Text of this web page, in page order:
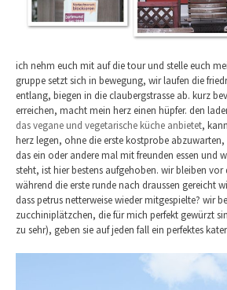
ich nehm euch mit auf die tour und stelle euch
gruppe setzt sich in bewegung, wir laufen die
entlang, biegen in die claubergstrasse ab. kurz
erreichen, macht mein herz einen hüpfer. den
das vegane und vegetarische küche anbietet,
herz legen, ohne die erste kostprobe
das ein oder andere mal mit freunden essen und
steht, ist hier bestens aufgehoben. wir bleiben
während die erste runde nach draussen gereicht
dass petrus netterweise wieder mitgespielte? wir
zucchiniplätzchen, die für mich perfekt gewürzt
zu sehr), geben sie auf jeden fall ein perfektes